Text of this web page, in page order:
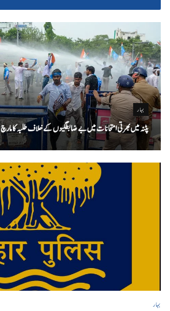
بہار
پٹنہ میں بھرتی امتحانات میں بے ضابطگیوں کے خلاف طلبہ کا مارچ
بہار